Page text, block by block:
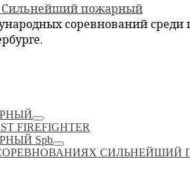
Сильнейший пожарный
соревнований
FIREFIGHTER
Spb
СИЛЬНЕЙШИЙ